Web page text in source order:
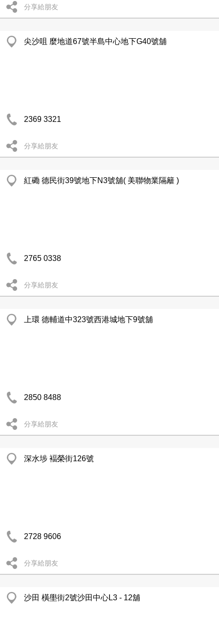
分享給朋友
尖沙咀 麼地道67號半島中心地下G40號舖
2369 3321
分享給朋友
紅磡 德民街39號地下N3號舖( 美聯物業隔籬 )
2765 0338
分享給朋友
上環 德輔道中323號西港城地下9號舖
2850 8488
分享給朋友
深水埗 褔榮街126號
2728 9606
分享給朋友
沙田 橫壆街2號沙田中心L3 - 12舖